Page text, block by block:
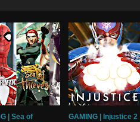
| Sea of
GAMING | Injustice 2